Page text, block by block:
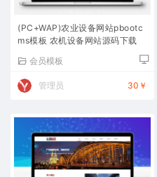
(PC+WAP)农业设备网站pbootc
ms模板 农机设备网站源码下载
会员模板
管理员 30￥